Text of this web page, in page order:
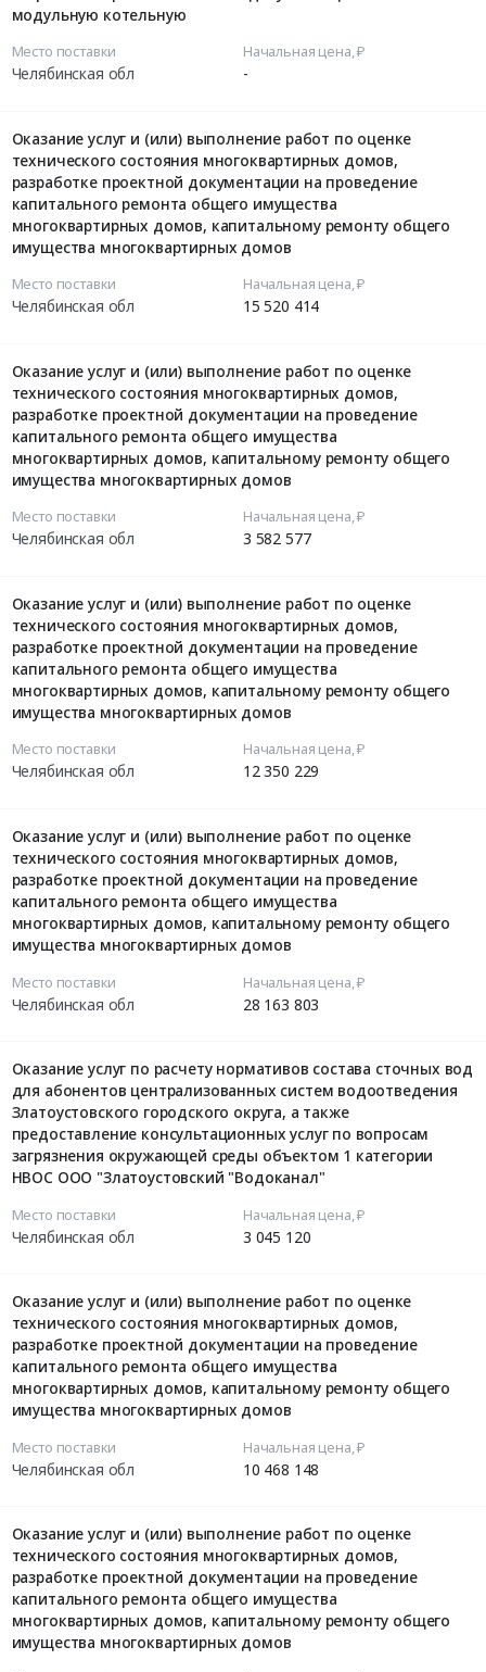
модульную котельную
Место поставки
Челябинская обл
Начальная цена, ₽
-
Оказание услуг и (или) выполнение работ по оценке
технического состояния многоквартирных домов,
разработке проектной документации на проведение
капитального ремонта общего имущества
многоквартирных домов, капитальному ремонту общего
имущества многоквартирных домов
Место поставки
Челябинская обл
Начальная цена, ₽
15 520 414
Оказание услуг и (или) выполнение работ по оценке
технического состояния многоквартирных домов,
разработке проектной документации на проведение
капитального ремонта общего имущества
многоквартирных домов, капитальному ремонту общего
имущества многоквартирных домов
Место поставки
Челябинская обл
Начальная цена, ₽
3 582 577
Оказание услуг и (или) выполнение работ по оценке
технического состояния многоквартирных домов,
разработке проектной документации на проведение
капитального ремонта общего имущества
многоквартирных домов, капитальному ремонту общего
имущества многоквартирных домов
Место поставки
Челябинская обл
Начальная цена, ₽
12 350 229
Оказание услуг и (или) выполнение работ по оценке
технического состояния многоквартирных домов,
разработке проектной документации на проведение
капитального ремонта общего имущества
многоквартирных домов, капитальному ремонту общего
имущества многоквартирных домов
Место поставки
Челябинская обл
Начальная цена, ₽
28 163 803
Оказание услуг по расчету нормативов состава сточных вод
для абонентов централизованных систем водоотведения
Златоустовского городского округа, а также
предоставление консультационных услуг по вопросам
загрязнения окружающей среды объектом 1 категории
НВОС ООО "Златоустовский "Водоканал"
Место поставки
Челябинская обл
Начальная цена, ₽
3 045 120
Оказание услуг и (или) выполнение работ по оценке
технического состояния многоквартирных домов,
разработке проектной документации на проведение
капитального ремонта общего имущества
многоквартирных домов, капитальному ремонту общего
имущества многоквартирных домов
Место поставки
Челябинская обл
Начальная цена, ₽
10 468 148
Оказание услуг и (или) выполнение работ по оценке
технического состояния многоквартирных домов,
разработке проектной документации на проведение
капитального ремонта общего имущества
многоквартирных домов, капитальному ремонту общего
имущества многоквартирных домов